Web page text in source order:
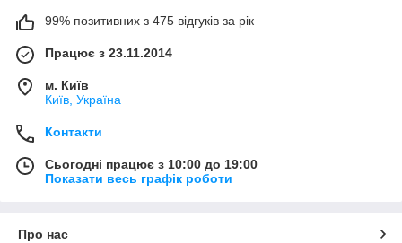
99% позитивних з 475 відгуків за рік
Працює з 23.11.2014
м. Київ
Київ, Україна
Контакти
Сьогодні працює з 10:00 до 19:00
Показати весь графік роботи
Про нас